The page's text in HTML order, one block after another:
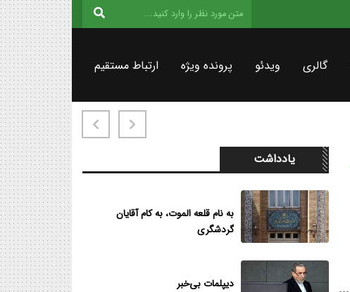
گالری ویدئو پرونده ویژه ارتباط مستقیم
یادداشت
به نام قلعه الموت، به کام آقایان
گردشگری
دیپلمات بی‌خبر